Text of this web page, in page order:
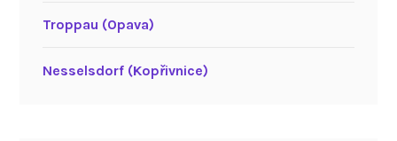
Troppau (Opava)
Nesselsdorf (Kopřivnice)